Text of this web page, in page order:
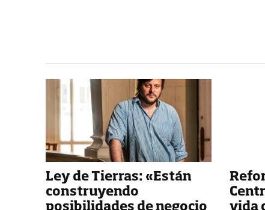
Ley de Tierras: «Están
construyendo
posibilidades de negocio
vida